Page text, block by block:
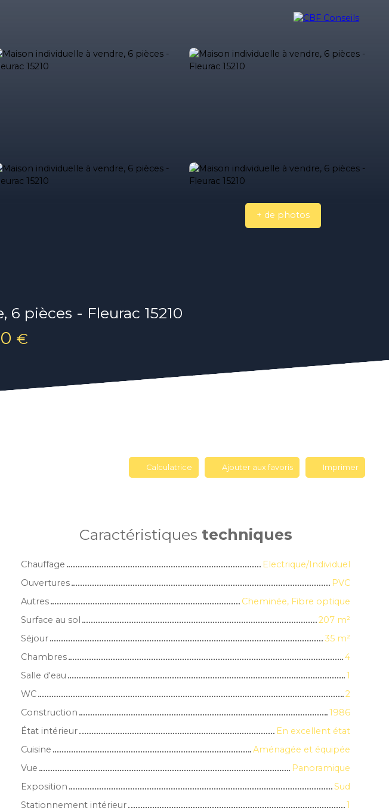
+ de photos
pièces - Fleurac 15210
€
Calculatrice Ajouter aux favoris Imprimer
Caractéristiques techniques
Chauffage
Electrique/Individuel
Ouvertures
PVC
Autres
Cheminée, Fibre optique
Surface au sol
207 m²
Séjour
35 m²
Chambres
4
Salle d'eau
1
WC
2
Construction
1986
État intérieur
En excellent état
Cuisine
Aménagée et équipée
Vue
Panoramique
Exposition
Sud
Stationnement intérieur
1